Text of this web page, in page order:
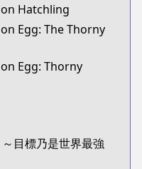
Hatchling
Egg: The Thorny
Egg: Thorny
目標乃是世界最強